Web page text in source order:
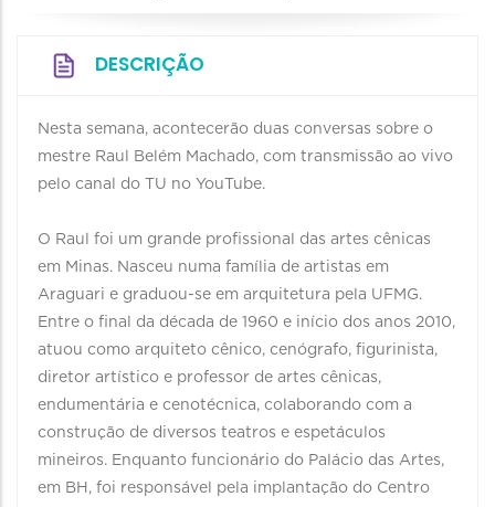
DESCRIÇÃO
Nesta semana, acontecerão duas conversas sobre o
mestre Raul Belém Machado, com transmissão ao vivo
pelo canal do TU no YouTube.
O Raul foi um grande profissional das artes cênicas
em Minas. Nasceu numa família de artistas em
Araguari e graduou-se em arquitetura pela UFMG.
Entre o final da década de 1960 e início dos anos 2010,
atuou como arquiteto cênico, cenógrafo, figurinista,
diretor artístico e professor de artes cênicas,
endumentária e cenotécnica, colaborando com a
construção de diversos teatros e espetáculos
mineiros. Enquanto funcionário do Palácio das Artes,
em BH, foi responsável pela implantação do Centro